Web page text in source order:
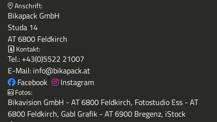
Anschrift:
Bikapack GmbH
Studa 14
AT 6800 Feldkirch
Kontakt:
Tel.: +43(0)5522 21007
E-Mail: info@bikapack.at
Facebook
Instagram
Fotos:
Bikavision GmbH - AT 6800 Feldkirch, Fotostudio Ess - AT
6800 Feldkirch, Gabl Grafik - AT 6900 Bregenz, iStock